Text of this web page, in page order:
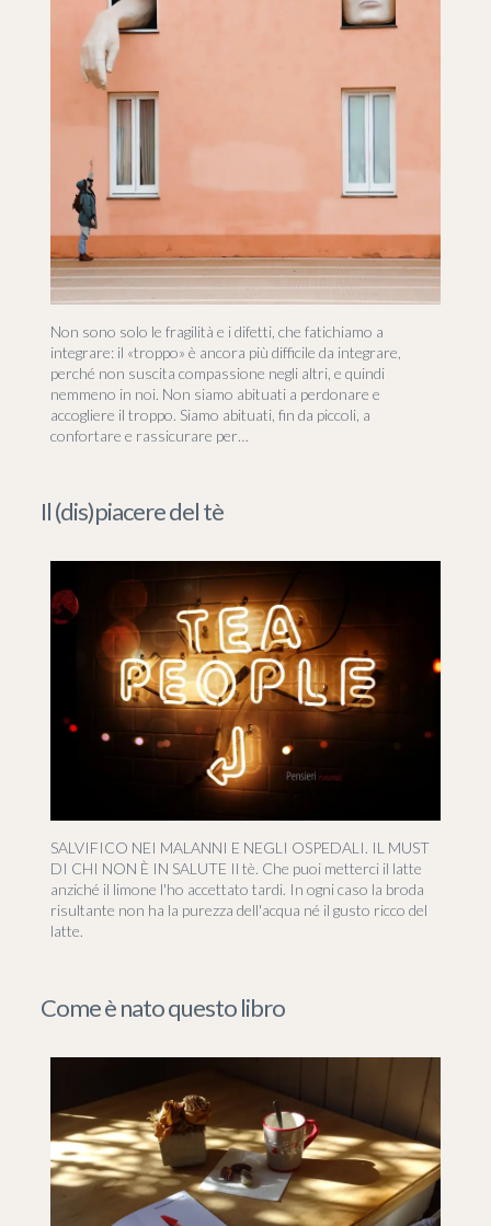
Non sono solo le fragilità e i difetti, che fatichiamo a
integrare: il «troppo» è ancora più difficile da integrare,
perché non suscita compassione negli altri, e quindi
nemmeno in noi. Non siamo abituati a perdonare e
accogliere il troppo. Siamo abituati, fin da piccoli, a
confortare e rassicurare per…
Il (dis)piacere del tè
SALVIFICO NEI MALANNI E NEGLI OSPEDALI. IL MUST
DI CHI NON È IN SALUTE Il tè. Che puoi metterci il latte
anziché il limone l'ho accettato tardi. In ogni caso la broda
risultante non ha la purezza dell'acqua né il gusto ricco del
latte.
Come è nato questo libro